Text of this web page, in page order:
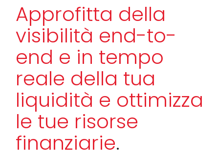
Approfitta della
visibilità end-to-
end e in tempo
reale della tua
liquidità e ottimizza
le tue risorse
finanziarie.